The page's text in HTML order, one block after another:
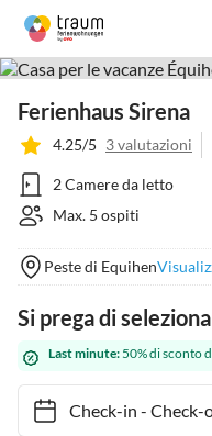
Ferienhaus Sirena
4.25/5 3 valutazioni
2 Camere da letto
Max. 5 ospiti
Peste di Equihen
Si prega di
Last minute:50% di sconto
Check-in- Check-